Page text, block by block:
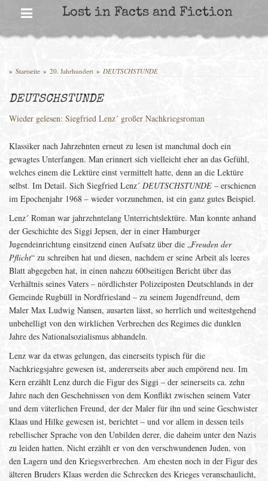
Lost in Facts and Fiction
» Startseite » 20. Jahrhundert » DEUTSCHSTUNDE
DEUTSCHSTUNDE
Wieder gelesen: Siegfried Lenz´ großer Nachkriegsroman
Klassiker nach Jahrzehnten erneut zu lesen ist manchmal doch ein
gewagtes Unterfangen. Man erinnert sich vielleicht eher an das Gefühl,
welches einem die Lektüre einst vermittelt hatte, denn an die Lektüre
selbst. Im Detail. Sich Siegfried Lenz´ DEUTSCHSTUNDE – erschienen
im Epochenjahr 1968 – wieder vorzunehmen, ist ein ganz gutes Beispiel.
Lenz´ Roman war jahrzehntelang Unterrichtslektüre. Man konnte anhand
der Geschichte des Siggi Jepsen, der in einer Hamburger
Jugendeinrichtung einsitzend einen Aufsatz über die „Freuden der
Pflicht“ zu schreiben hat und diesen, nachdem er seine Arbeit als leeres
Blatt abgegeben hat, in einen nahezu 600seitigen Bericht über das
Verhältnis seines Vaters – nördlichster Polizeiposten Deutschlands in der
Gemeinde Rugbüll in Nordfriesland – zu seinem Jugendfreund, dem
Maler Max Ludwig Nansen, ausarten lässt, so herrlich und weitestgehend
unbehelligt von den wirklichen Verbrechen des Regimes die dunklen
Jahre des Nationalsozialismus abhandeln.
Lenz war da etwas gelungen, das einerseits typisch für die
Nachkriegsjahre gewesen ist, andererseits aber auch empörend neu. Im
Kern erzählt Lenz durch die Figur des Siggi – der seinerseits ca. zehn
Jahre nach den Geschehnissen von dem Konflikt zwischen seinem Vater
und dem väterlichen Freund, der der Maler für ihn und seine Geschwister
Klaas und Hilke gewesen ist, berichtet – und vor allem in dessen teils
rebellischer Sprache von den Unbilden derer, die daheim unter den Nazis
zu leiden hatten. Nicht erzählt er von den verschwundenen Juden, von
den Lagern und den Kriegsverbrechen. Am ehesten noch in der Figur des
älteren Bruders Klaas werden die Schrecken des Krieges veranschaulicht,